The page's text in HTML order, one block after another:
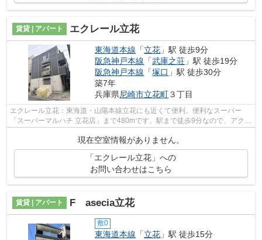
賃貸 | アパート エクレール立花
東海道本線 「立花 」駅 徒歩9分
阪急神戸本線 「武庫之荘 」駅 徒歩19分
阪急神戸本線 「塚口 」駅 徒歩30分
築7年
兵庫県尼崎市立花町３丁目
エクレール立花：東海道・山陽本線立花にも近くて便利。便利なスーパー
「スーパーマルハチ 立花店」まで480mです。駅まで徒歩9分なので、アクセ
スの良い物件です。こちらの物件は、敷...
現在空室情報がありません。
「エクレール立花」への
お問い合わせはこちら
賃貸 | アパート F asecia立花
敷0
東海道本線 「立花 」駅 徒歩15分